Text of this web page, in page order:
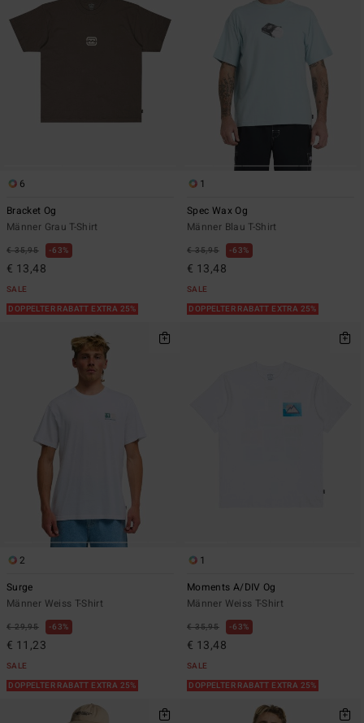
6
Bracket Og
Männer Grau T-Shirt
€ 35,95 63%
€ 13,48
SALE
DOPPELTER RABATT EXTRA 25%
1
Spec Wax Og
Männer Blau T-Shirt
€ 35,95 63%
€ 13,48
SALE
DOPPELTER RABATT EXTRA 25%
2
Surge
Männer Weiss T-Shirt
€ 29,95 63%
€ 11,23
SALE
DOPPELTER RABATT EXTRA 25%
1
Moments A/DIV Og
Männer Weiss T-Shirt
€ 35,95 63%
€ 13,48
SALE
DOPPELTER RABATT EXTRA 25%